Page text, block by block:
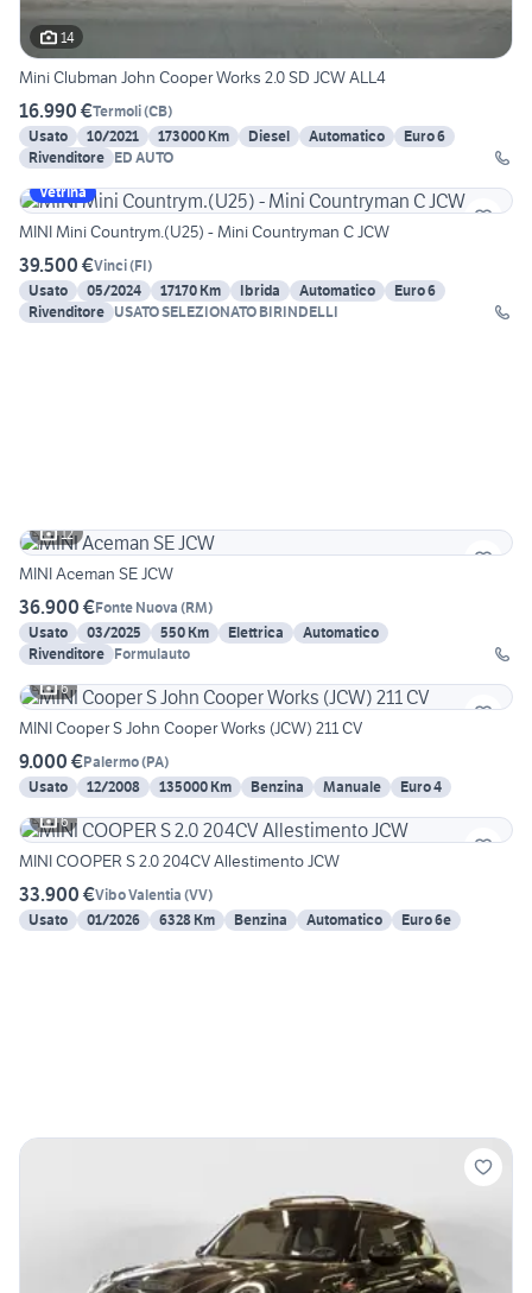
14
Mini Clubman John Cooper Works 2.0 SD JCW ALL4
16.990 €Termoli(CB)
Usato
10/2021 173000 Km Diesel Automatico
Euro 6
Rivenditore ED AUTO
Vetrina
MINI Mini Countrym.(U25) - Mini Countryman C JCW
39.500 €Vinci(FI)
Usato
05/2024 17170 Km Ibrida Automatico
Euro 6
Rivenditore USATO SELEZIONATO BIRINDELLI
12
MINI Aceman SE JCW
36.900 €Fonte Nuova (RM)
Usato
03/2025 550 Km Elettrica
Automatico
Rivenditore Formulauto
6
MINI Cooper S John Cooper Works (JCW) 211 CV
9.000 €Palermo(PA)
Usato
12/2008 135000 Km Benzina Manuale
Euro 4
6
MINI COOPER S 2.0 204CV Allestimento JCW
33.900 €Vibo Valentia (VV)
Usato
01/2026 6328 Km Benzina Automatico Euro 6e